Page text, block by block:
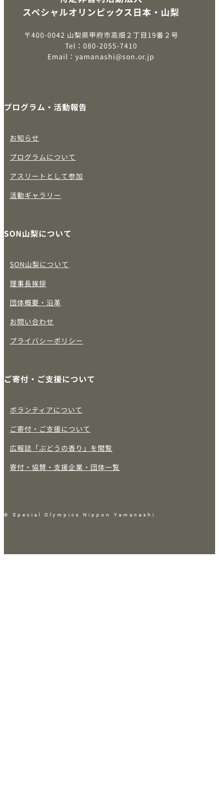
スペシャルオリンピックス日本・山梨
〒400-0042 山梨県甲府市高畑２丁目19番２号
Tel：080-2055-7410
Email：yamanashi@son.or.jp
プログラム・活動報告
お知らせ
プログラムについて
アスリートとして参加
活動ギャラリー
SON山梨について
SON山梨について
理事長挨拶
団体概要・沿革
お問い合わせ
プライバシーポリシー
ご寄付・ご支援について
ボランティアについて
ご寄付・ご支援について
広報誌「ぶどうの香り」を閲覧
寄付・協賛・支援企業・団体一覧
© Special Olympics Nippon Yamanashi